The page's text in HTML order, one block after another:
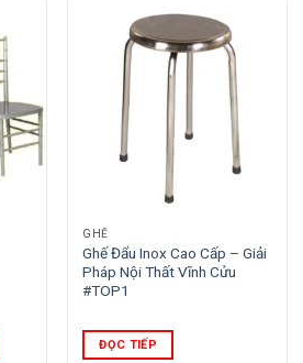
GHẾ
Ghế Đẩu Inox Cao Cấp – Giải
Pháp Nội Thất Vĩnh Cửu
#TOP1
ĐỌC TIẾP